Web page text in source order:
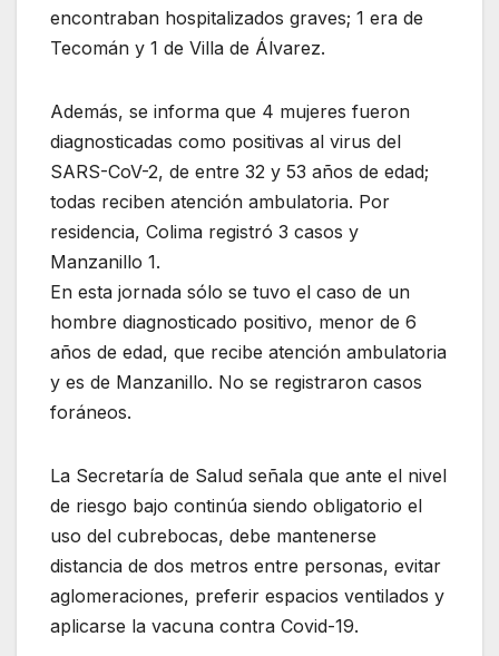
encontraban hospitalizados graves; 1 era de
Tecomán y 1 de Villa de Álvarez.
Además, se informa que 4 mujeres fueron
diagnosticadas como positivas al virus del
SARS-CoV-2, de entre 32 y 53 años de edad;
todas reciben atención ambulatoria. Por
residencia, Colima registró 3 casos y
Manzanillo 1.
En esta jornada sólo se tuvo el caso de un
hombre diagnosticado positivo, menor de 6
años de edad, que recibe atención ambulatoria
y es de Manzanillo. No se registraron casos
foráneos.
La Secretaría de Salud señala que ante el nivel
de riesgo bajo continúa siendo obligatorio el
uso del cubrebocas, debe mantenerse
distancia de dos metros entre personas, evitar
aglomeraciones, preferir espacios ventilados y
aplicarse la vacuna contra Covid-19.